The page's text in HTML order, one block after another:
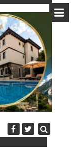
Diplomatija po